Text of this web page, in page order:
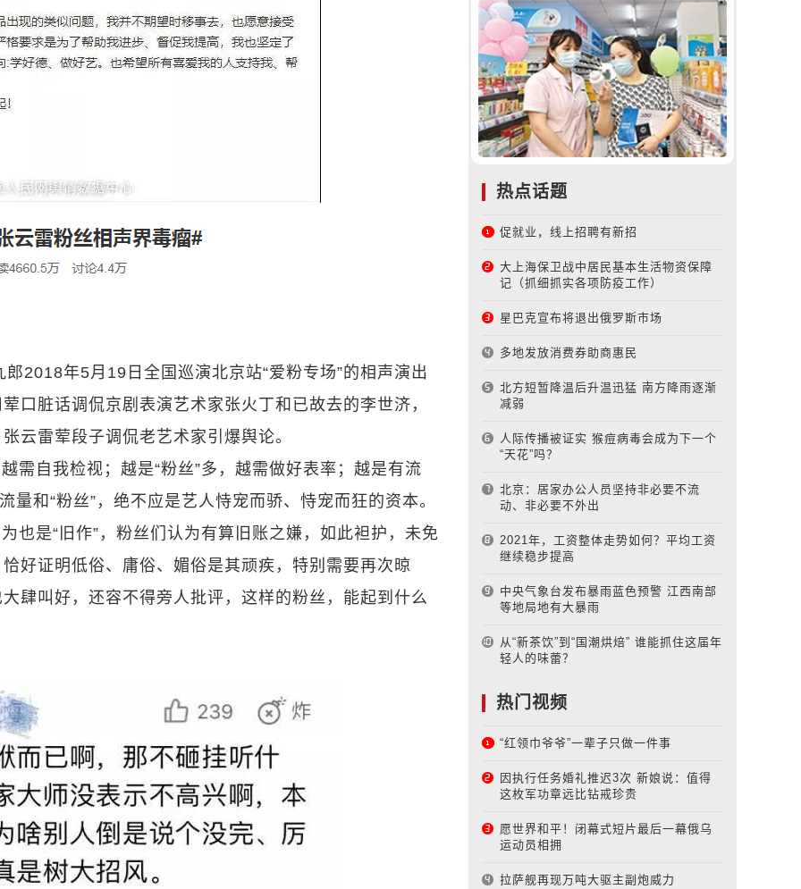
2018年5月19日全国巡演北京站“爱粉专场”的相声演出
口脏话调侃京剧表演艺术家张火丁和已故去的李世济，
云雷荤段子调侃老艺术家引爆舆论。
需自我检视；越是“粉丝”多，越需做好表率；越是有流
量和“粉丝”，绝不应是艺人恃宠而骄、恃宠而狂的资本。
也是“旧作”，粉丝们认为有算旧账之嫌，如此袒护，未免
好证明低俗、庸俗、媚俗是其顽疾，特别需要再次晾
肆叫好，还容不得旁人批评，这样的粉丝，能起到什么
热点话题
促就业，线上招聘有新招
大上海保卫战中居民基本生活物资保障
记（抓细抓实各项防疫工作）
星巴克宣布将退出俄罗斯市场
多地发放消费券助商惠民
北方短暂降温后升温迅猛 南方降雨逐渐
减弱
人际传播被证实 猴痘病毒会成为下一个
“天花”吗？
北京：居家办公人员坚持非必要不流
动、非必要不外出
2021年，工资整体走势如何？平均工资
继续稳步提高
中央气象台发布暴雨蓝色预警 江西南部
等地局地有大暴雨
从“新茶饮”到“国潮烘焙” 谁能抓住这届年
轻人的味蕾？
热门视频
“红领巾爷爷”一辈子只做一件事
因执行任务婚礼推迟3次 新娘说：值得
这枚军功章远比钻戒珍贵
愿世界和平！闭幕式短片最后一幕俄乌
运动员相拥
拉萨舰再现万吨大驱主副炮威力